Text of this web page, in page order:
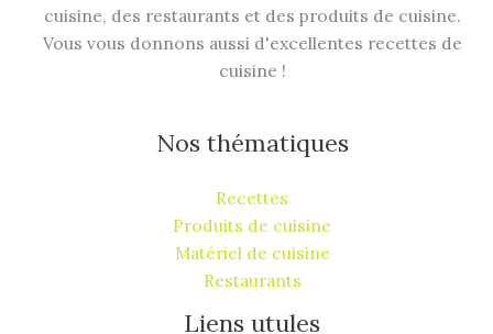
cuisine, des restaurants et des produits de cuisine.
Vous vous donnons aussi d'excellentes recettes de
cuisine !
Nos thématiques
Recettes
Produits de cuisine
Matériel de cuisine
Restaurants
Liens utules